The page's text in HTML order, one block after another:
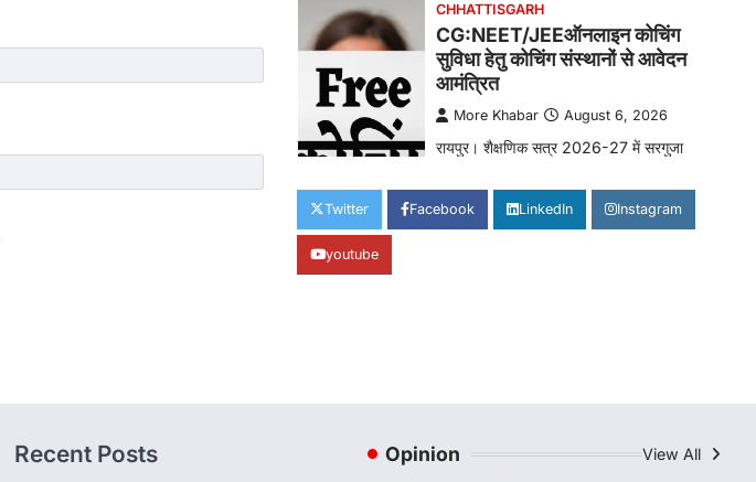
3
CHHATTISGARH
CG:NEET/JEEऑनलाइन कोचिंग
सुविधा हेतु कोचिंग संस्थानों से आवेदन
आमंत्रित
More Khabar August 6, 2026
रायपुर। शैक्षणिक सत्र 2026-27 में सरगुजा
संकाय…
बोरियाकला…
CHHATTISGARH
Twitter Facebook LinkedIn Instagram
youtube
Recent Posts Opinion View All